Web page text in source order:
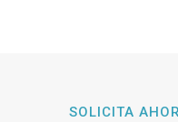
SOLICITA